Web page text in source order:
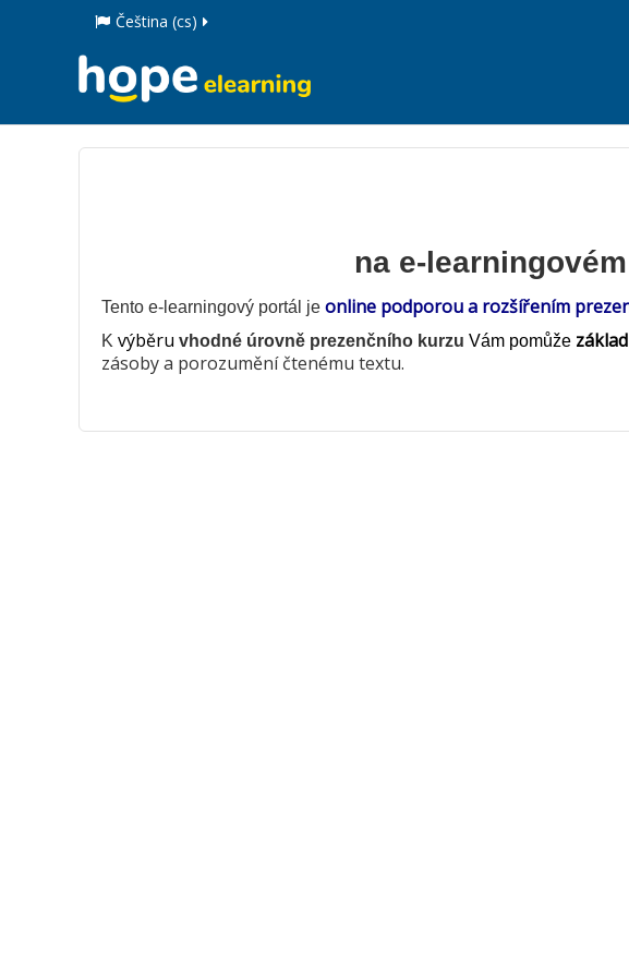
Čeština ‎(cs)‎
na e-
Tento e-learningový portál je online podporou a rozšířením
K výběru vhodné úrovně prezenčního kurzu Vám pomůže
zásoby a porozumění čtenému textu.